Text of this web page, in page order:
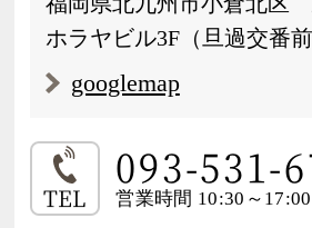
ホラヤビル3F（旦過交番
googlemap
TEL
093-531-
営業時間 10:30～